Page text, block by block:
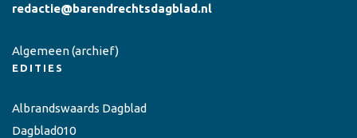
redactie@barendrechtsdagblad.nl
Algemeen(archief)
EDITIES
Albrandswaards Dagblad
Dagblad010